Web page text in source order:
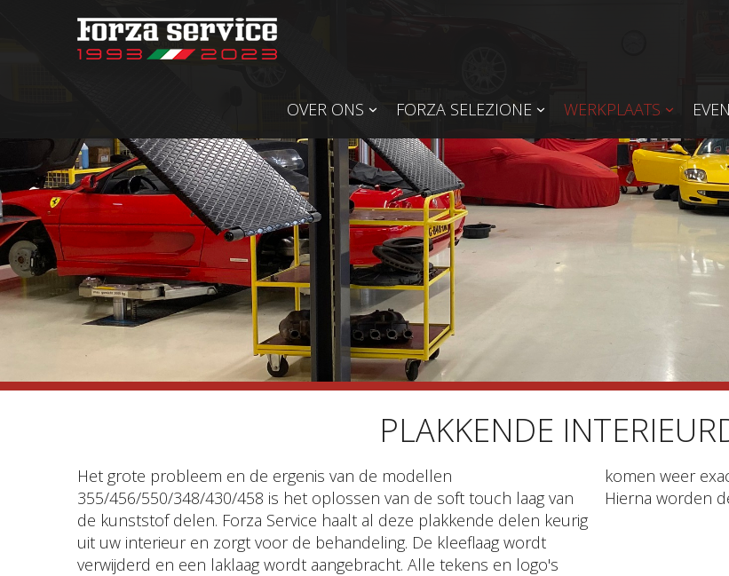
OVER ONS FORZA SELEZIONE WERKPLAATS
PLAKKENDE
Het grote probleem en de ergenis van de modellen
355/456/550/348/430/458 is het oplossen van de soft touch laag van
de kunststof delen. Forza Service haalt al deze plakkende delen keurig
uit uw interieur en zorgt voor de behandeling. De kleeflaag wordt
verwijderd en een laklaag wordt aangebracht. Alle tekens en logo's
komen weer exact origineel terug en het geheel is dan als nieuw.
Hierna worden